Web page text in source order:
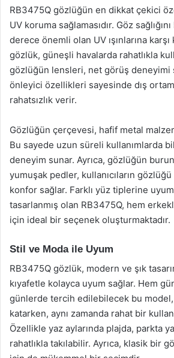
RB3475Q gözlüğün en dikkat çekici
UV koruma sağlamasıdır. Göz
derece önemli olan UV ışınlarına
gözlük, güneşli havalarda rahatlıkla
gözlüğün lensleri, net görüş deneyimi
önleyici özellikleri sayesinde dış
rahatsızlık verir.
Gözlüğün çerçevesi, hafif metal
Bu sayede uzun süreli kullanımlarda
deneyim sunar. Ayrıca, gözlüğün
yumuşak pedler, kullanıcıların
konfor sağlar. Farklı yüz tiplerine
tasarlanmış olan RB3475Q, hem
için ideal bir seçenek oluşturmaktadır.
Stil ve Moda ile Uyum
RB3475Q gözlük, modern ve şık
kıyafetle kolayca uyum sağlar. Hem
günlerde tercih edilebilecek bu model,
katarken, aynı zamanda rahat bir
Özellikle yaz aylarında plajda, parkta
rahatlıkla takılabilir. Ayrıca, klasik bir